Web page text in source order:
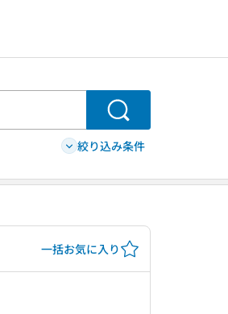
検索
絞り込み条件
一括お気に入り